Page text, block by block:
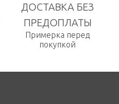
ДОСТАВКА БЕЗ
ПРЕДОПЛАТЫ
Примерка перед
покупкой